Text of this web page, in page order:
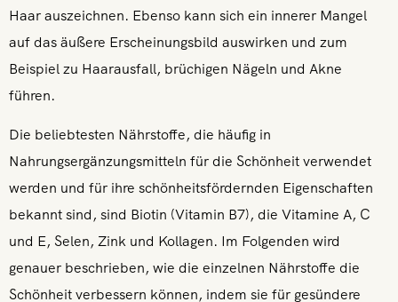
Haar auszeichnen. Ebenso kann sich ein innerer Mangel
auf das äußere Erscheinungsbild auswirken und zum
Beispiel zu Haarausfall, brüchigen Nägeln und Akne
führen.
Die beliebtesten Nährstoffe, die häufig in
Nahrungsergänzungsmitteln für die Schönheit verwendet
werden und für ihre schönheitsfördernden Eigenschaften
bekannt sind, sind Biotin (Vitamin B7), die Vitamine A, C
und E, Selen, Zink und Kollagen. Im Folgenden wird
genauer beschrieben, wie die einzelnen Nährstoffe die
Schönheit verbessern können, indem sie für gesündere